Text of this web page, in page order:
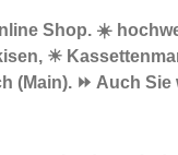
Shop. ☀️
☀
(Main). ⏩ Auch